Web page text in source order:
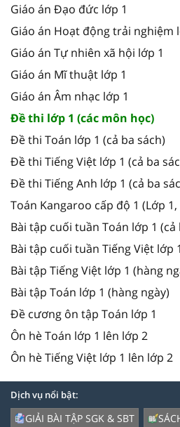
Giáo án Đạo đức lớp 1
Giáo án Hoạt động trải nghiệm
Giáo án Tự nhiên xã hội lớp 1
Giáo án Mĩ thuật lớp 1
Giáo án Âm nhạc lớp 1
Đề thi lớp 1 (các môn học)
Đề thi Toán lớp 1 (cả ba sách)
Đề thi Tiếng Việt lớp 1 (cả ba
Đề thi Tiếng Anh lớp 1 (cả ba
Toán Kangaroo cấp độ 1 (Lớp 1,
Bài tập cuối tuần Toán lớp 1 (cả
Bài tập cuối tuần Tiếng Việt lớp
Bài tập Tiếng Việt lớp 1 (hàng
Bài tập Toán lớp 1 (hàng ngày)
Đề cương ôn tập Toán lớp 1
Ôn hè Toán lớp 1 lên lớp 2
Ôn hè Tiếng Việt lớp 1 lên lớp 2
Dịch vụ nổi bật:
GIẢI BÀI TẬP SGK & SBT